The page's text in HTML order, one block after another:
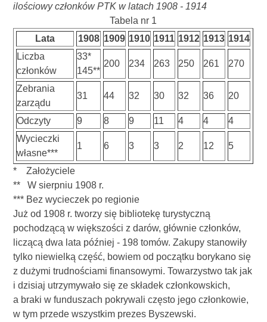
ilościowy członków PTK w latach 1908 - 1914
Tabela nr 1
Lata
1908 1909 1910 1911 1912 1913 1914
Liczba
członków
33*
145**
200 234 263 250 261 270
Zebrania
zarządu
31 44 32 30 32 36 20
Odczyty 9 8 9 11 4 4
4
Wycieczki
własne***
1 6 3 3 2 12 5
* Założyciele
** W sierpniu 1908 r.
*** Bez wycieczek po regionie
Już od 1908 r. tworzy się bibliotekę turystyczną
pochodzącą w większości z darów, głównie członków,
liczącą dwa lata później - 198 tomów. Zakupy stanowiły
tylko niewielką część, bowiem od początku borykano się
z dużymi trudnościami finansowymi. Towarzystwo tak jak
i dzisiaj utrzymywało się ze składek członkowskich,
a braki w funduszach pokrywali często jego członkowie,
w tym przede wszystkim prezes Byszewski.